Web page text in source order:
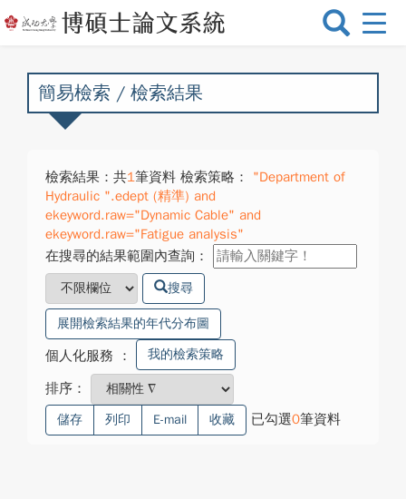
選
換
簡易檢索 / 檢索結果
檢索結果：共1筆資料 檢索策略：
"Department of
Hydraulic ".edept (精準) and
ekeyword.raw="Dynamic Cable" and
ekeyword.raw="Fatigue analysis"
在搜尋的結果範圍內查詢：
搜尋
展開檢索結果的年代分布圖
個人化服務 ： 我的檢索策略
排序：
儲存 列印 E-mail 收藏 已勾選0筆資料